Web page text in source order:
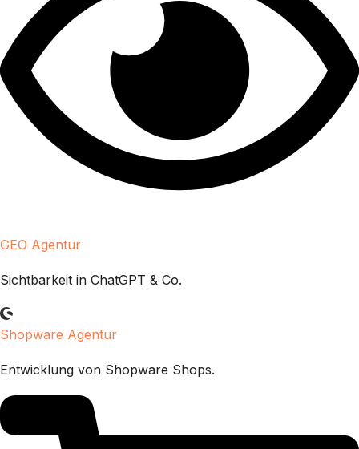
GEO Agentur
Sichtbarkeit in ChatGPT & Co.
Shopware Agentur
Entwicklung von Shopware Shops.